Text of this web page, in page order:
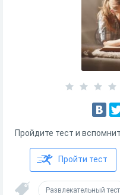
Пройдите тест и
Пройти тест
Развлекательный тест